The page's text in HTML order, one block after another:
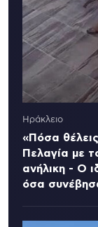
Ηράκλειο
«Πόσα
Πελαγία με
ανήλικη - Ο
όσα